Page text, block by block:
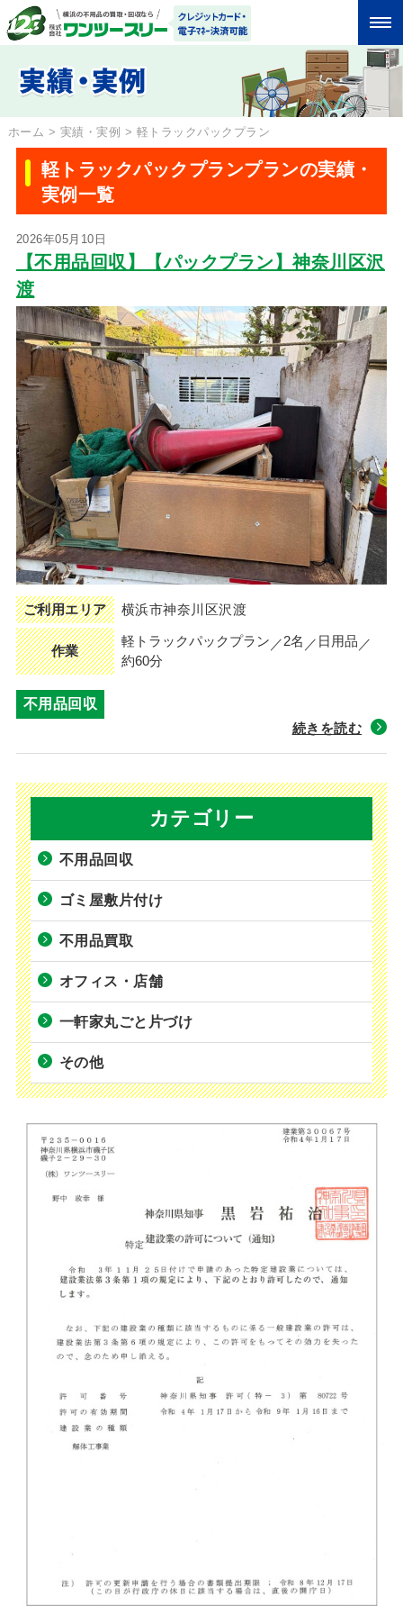
ホーム > 実績・実例 > 軽トラックパックプラン
軽トラックパックプランプランの実績・
実例一覧
2026年05月10日
【不用品回収】【パックプラン】神奈川区沢
渡
ご利用エリア 横浜市神奈川区沢渡
作業
軽トラックパックプラン 2名
日用品
約60分
不用品回収
続きを読む
カテゴリー
不用品回収
ゴミ屋敷片付け
不用品買取
オフィス・店舗
一軒家丸ごと片づけ
その他